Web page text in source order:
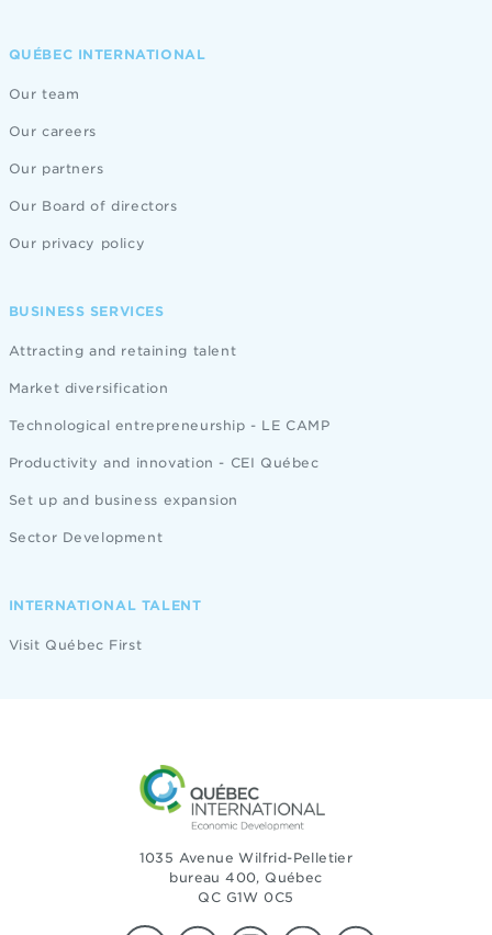
QUÉBEC INTERNATIONAL
Our team
Our careers
Our partners
Our Board of directors
Our privacy policy
BUSINESS SERVICES
Attracting and retaining talent
Market diversification
Technological entrepreneurship - LE CAMP
Productivity and innovation - CEI Québec
Set up and business expansion
Sector Development
INTERNATIONAL TALENT
Visit Québec First
1035 Avenue Wilfrid-Pelletier
bureau 400, Québec
QC G1W 0C5